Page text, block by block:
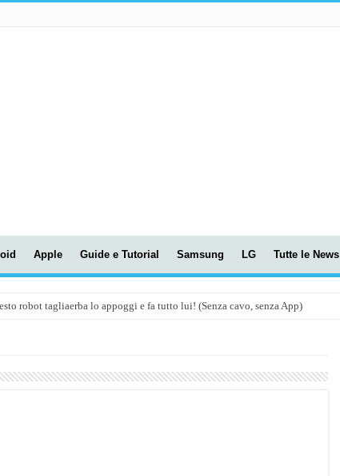
Apple Guide e Tutorial Samsung LG Tutte le News
robot tagliaerba lo appoggi e fa tutto lui! (Senza cavo, senza App)
Piccola, 4K e molto efficace. Ecco come va in strada